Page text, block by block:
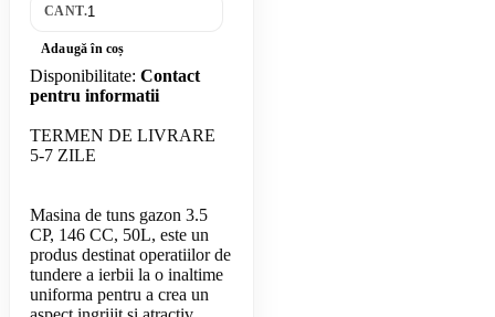
CANT.
Adaugă în coș
Disponibilitate: Contact
pentru informatii
TERMEN DE LIVRARE
5-7 ZILE
Masina de tuns gazon 3.5
CP, 146 CC, 50L, este un
produs destinat operatiilor de
tundere a ierbii la o inaltime
uniforma pentru a crea un